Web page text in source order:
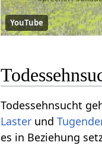
YouTube
Todessehnsucht
Laster und
es in Beziehung